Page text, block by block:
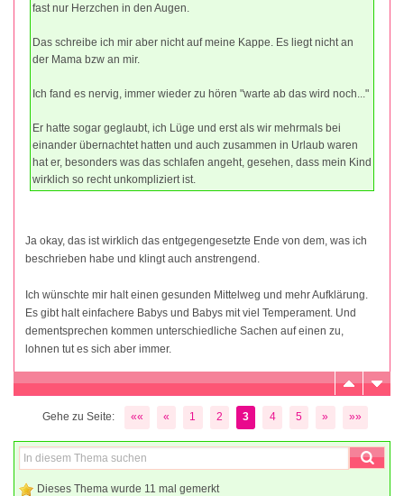
fast nur Herzchen in den Augen.
Das schreibe ich mir aber nicht auf meine Kappe. Es liegt nicht an
der Mama bzw an mir.
Ich fand es nervig, immer wieder zu hören "warte ab das wird noch..."
Er hatte sogar geglaubt, ich Lüge und erst als wir mehrmals bei
einander übernachtet hatten und auch zusammen in Urlaub waren
hat er, besonders was das schlafen angeht, gesehen, dass mein Kind
wirklich so recht unkompliziert ist.
Ja okay, das ist wirklich das entgegengesetzte Ende von dem, was ich
beschrieben habe und klingt auch anstrengend.
Ich wünschte mir halt einen gesunden Mittelweg und mehr Aufklärung.
Es gibt halt einfachere Babys und Babys mit viel Temperament. Und
dementsprechen kommen unterschiedliche Sachen auf einen zu,
lohnen tut es sich aber immer.
Gehe zu Seite: «« « 1 2 3 4 5 » »»
Dieses Thema wurde 11 mal gemerkt